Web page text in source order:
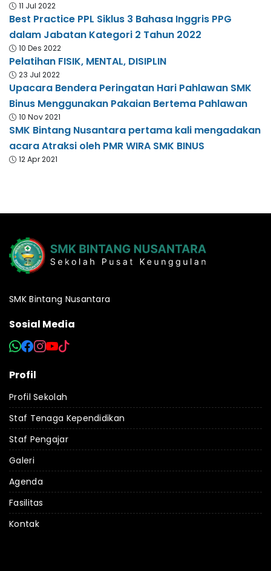
11 Jul 2022
Best Practice PPL Siklus 3 Bahasa Inggris PPG
dalam Jabatan Kategori 2 Tahun 2022
10 Des 2022
Pelatihan FISIK, MENTAL, DISIPLIN
23 Jul 2022
Upacara Bendera Peringatan Hari Pahlawan SMK
Binus Menggunakan Pakaian Bertema Pahlawan
10 Nov 2021
SMK Bintang Nusantara pertama kali mengadakan
acara Atraksi oleh PMR WIRA SMK BINUS
12 Apr 2021
SMK Bintang Nusantara
Sosial Media
Profil
Profil Sekolah
Staf Tenaga Kependidikan
Staf Pengajar
Galeri
Agenda
Fasilitas
Kontak